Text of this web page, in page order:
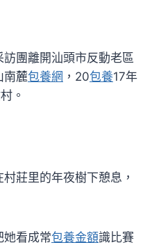
團離開汕頭市反動老區
南麓包養網 ，20包養17年
。
莊里的年夜樹下憩息，
她看成常包養金額識比賽